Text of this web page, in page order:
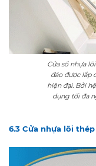
Cửa sổ nhựa
đáo được lắp
hiện đại. Bởi
dụng tối đa
6.3 Cửa nhựa lõi